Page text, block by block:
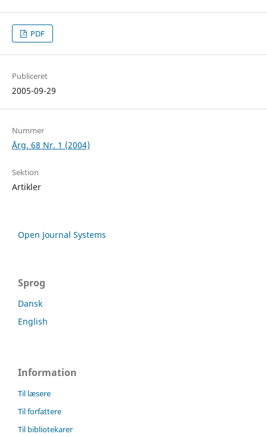
PDF
Publiceret
2005-09-29
Nummer
Årg. 68 Nr. 1 (2004)
Sektion
Artikler
Open Journal Systems
Sprog
Dansk
English
Information
Til læsere
Til forfattere
Til bibliotekarer